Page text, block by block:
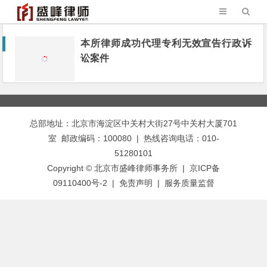
本所律师成功代理专利无效宣告行政诉
讼案件
总部地址：北京市海淀区中关村大街27号中关村大厦701
室 邮政编码：100080 | 热线咨询电话：010-
51280101
Copyright © 北京市盛峰律师事务所 | 京ICP备
09110400号-2 | 免责声明 | 服务质量监督